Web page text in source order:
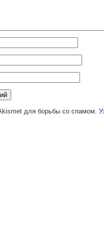
для борьбы со спамом.